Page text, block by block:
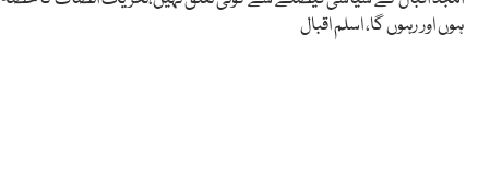
ہوں اور رہوں گا، اسلم اقبال